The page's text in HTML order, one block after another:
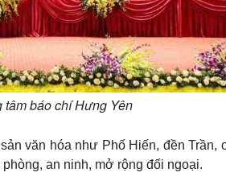
tâm báo chí Hưng Yên
văn hóa như Phố Hiến, đền Trần,
an ninh, mở rộng đối ngoại.